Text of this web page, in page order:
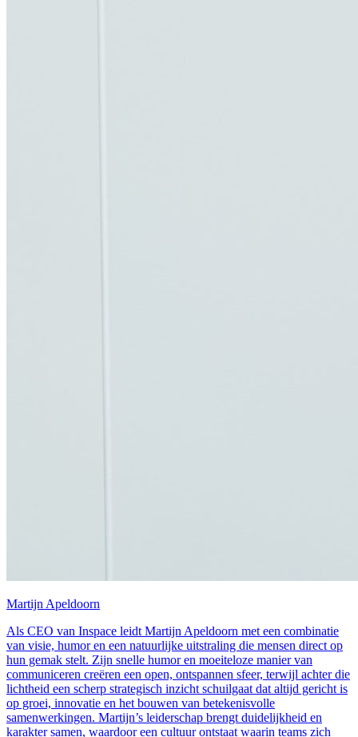
Martijn Apeldoorn
Als CEO van Inspace leidt Martijn Apeldoorn met een combinatie
van visie, humor en een natuurlijke uitstraling die mensen direct op
hun gemak stelt. Zijn snelle humor en moeiteloze manier van
communiceren creëren een open, ontspannen sfeer, terwijl achter die
lichtheid een scherp strategisch inzicht schuilgaat dat altijd gericht is
op groei, innovatie en het bouwen van betekenisvolle
samenwerkingen. Martijn’s leiderschap brengt duidelijkheid en
karakter samen, waardoor een cultuur ontstaat waarin teams zich